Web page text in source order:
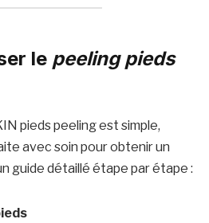
le peeling pieds
pieds peeling est simple,
avec soin pour obtenir un
guide détaillé étape par étape :